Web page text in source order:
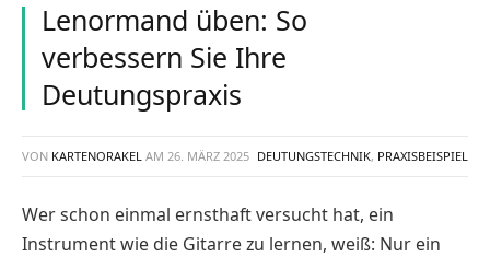
Lenormand üben: So
verbessern Sie Ihre
Deutungspraxis
VON KARTENORAKEL AM 26. MÄRZ 2025 DEUTUNGSTECHNIK, PRAXISBEISPIEL
Wer schon einmal ernsthaft versucht hat, ein
Instrument wie die Gitarre zu lernen, weiß: Nur ein